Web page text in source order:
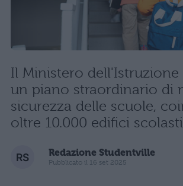
Il Ministero dell'Istruzione
un piano straordinario di
sicurezza delle scuole,
oltre 10.000 edifici
Redazione Studentville
Pubblicato il 16 set 2025